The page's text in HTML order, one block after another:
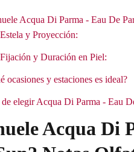
Acqua Di Parma - Eau De
Estela y Proyección:
Fijación y Duración en Piel:
ocasiones y estaciones es ideal?
de elegir Acqua Di Parma - Eau
Acqua Di